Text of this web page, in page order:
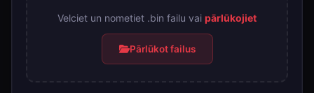
Velciet un nometiet .bin failu vai pārlūkojiet
Pārlūkot failus